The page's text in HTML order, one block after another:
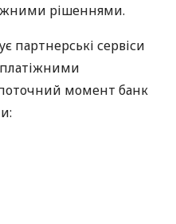
рішеннями.
партнерські сервіси
платіжними
момент банк